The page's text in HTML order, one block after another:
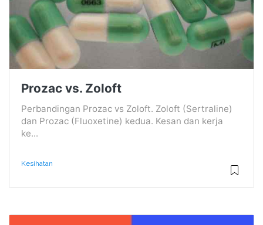
Prozac vs. Zoloft
Perbandingan Prozac vs Zoloft. Zoloft (Sertraline)
dan Prozac (Fluoxetine) kedua. Kesan dan kerja
ke...
Kesihatan